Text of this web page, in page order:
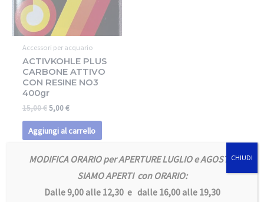
Accessori per acquario
ACTIVKOHLE PLUS
CARBONE ATTIVO
CON RESINE NO3
400gr
15,00€ 5,00€
Aggiungi al carrello
MODIFICA ORARIO per APERTURE LUGLIO e AGOSTO
SIAMO APERTI con ORARIO:
Dalle 9,00 alle 12,30 e dalle 16,00 alle 19,30
CHIUDI